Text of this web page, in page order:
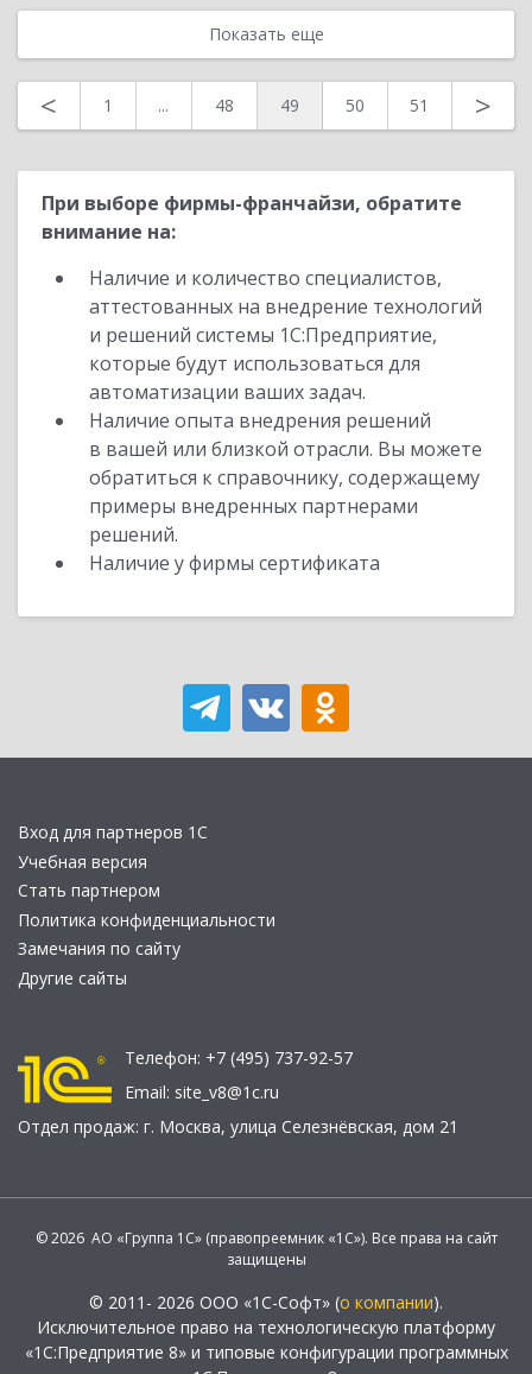
Назад
Показать еще
< 1 ... 48 49 50 51 >
При выборе фирмы-франчайзи, обратите
внимание на:
Наличие и количество специалистов,
аттестованных на внедрение технологий
и решений системы 1С:Предприятие,
которые будут использоваться для
автоматизации ваших задач.
Наличие опыта внедрения решений
в вашей или близкой отрасли. Вы можете
обратиться к справочнику, содержащему
примеры внедренных партнерами
решений.
Наличие у фирмы сертификата
Вход для партнеров 1С
Учебная версия
Стать партнером
Политика конфиденциальности
Замечания по сайту
Другие сайты
Телефон: +7 (495) 737-92-57
Email: site_v8@1c.ru
Отдел продаж: г. Москва, улица Селезнёвская, дом 21
© 2026 АО «Группа 1С» (правопреемник «1С»). Все права на сайт
защищены
© 2011- 2026 ООО «1С-Софт» (о компании).
Исключительное право на технологическую платформу
«1С:Предприятие 8» и типовые конфигурации программных